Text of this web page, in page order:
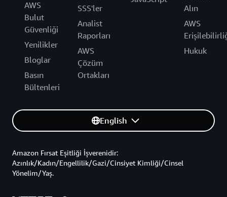
AWS
Bulut
Güvenliği
Yenilikler
Bloglar
Basın
Bültenleri
SSS'ler
Analist
Raporları
AWS
Çözüm
Ortakları
Alın
AWS
Hukuk
English
Amazon Fırsat Eşitliği İşverenidir:
Azınlık/Kadın/Engellilik/Gazi/Cinsiyet Kimliği/Cinsel
Yönelim/Yaş.